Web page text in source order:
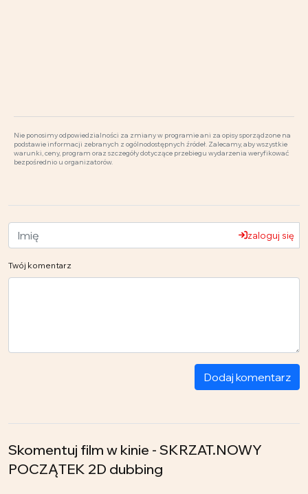
Nie ponosimy odpowiedzialności za zmiany w programie ani za opisy sporządzone na
podstawie informacji zebranych z ogólnodostępnych źródeł. Zalecamy, aby wszystkie
warunki, ceny, program oraz szczegóły dotyczące przebiegu wydarzenia weryfikować
bezpośrednio u organizatorów.
zaloguj się
Twój komentarz
Dodaj komentarz
Skomentuj film w kinie - SKRZAT.NOWY
POCZĄTEK 2D dubbing